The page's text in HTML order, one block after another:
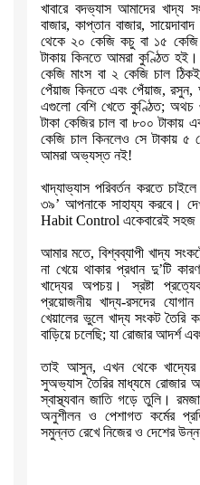
খাবারে বদভ্যাস আমাদের খাদ্য
বাজার,কাপ্তান বাজার,
থেকে ২০ কেজি কচু বা ১৫
টাকায় কিনতে আমরা কুণ্ঠিত
কেজি মাংস বা ২ কেজি চাল
পেঁয়াজ কিনতে এবং পেঁয়াজ,রসুন,
এগুলো বেশি খেতে কুণ্ঠিত; অথচ
টাকা কেজির চাল বা ৮০০ টাকায়
কেজি চাল কিনলেও সে টাকায় ৫
আমরা অভ্যস্ত নই!
খাদ্যাভ্যাস পরিবর্তন করতে
৩৯’ আপনাকে সাহায্য করবে।
Habit Control একেবারেই
আমার মতে, বিশ্বব্যাপী খাদ্য
না খেয়ে থাকার প্রধান দু’টি
খাদ্যের অপচয়।
স্রষ্টা
প্রয়োজনীয় খাদ্য-রসদের যোগান
খেয়ালের ভুলে খাদ্য সংকট তৈরি
বাড়িয়ে চলেছি; যা রোজার আদর্শ
তাই আসুন, এখন থেকে
সুঅভ্যাস তৈরির মাধ্যমে রোজার
স্বাস্থ্যবান জাতি গড়ে তুলি।
অনুশীলন ও পেশাগত কর্মের
সমুন্নত রেখে নিজের ও দেশের